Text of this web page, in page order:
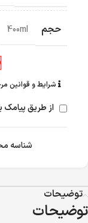
حجم 400ml
شرایط و قوانین
از طریق پیامک
شناسه
توضیحات
توضیحات